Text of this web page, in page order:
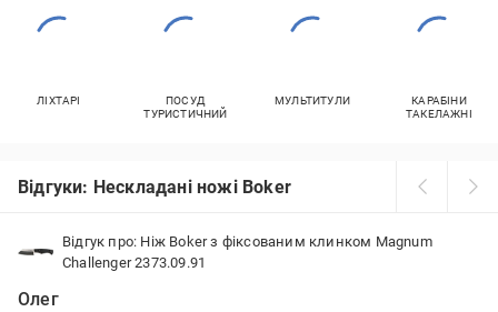
ЛІХТАРІ
ПОСУД
ТУРИСТИЧНИЙ
МУЛЬТИТУЛИ
КАРАБІНИ
ТАКЕЛАЖНІ
Відгуки: Нескладані ножі Boker
Відгук про: Ніж Boker з фіксованим клинком Magnum
Challenger 2373.09.91
Олег